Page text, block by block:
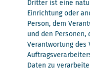
Dritter ist eine
Einrichtung oder
Person, dem
und den
Verantwortung des
Daten zu